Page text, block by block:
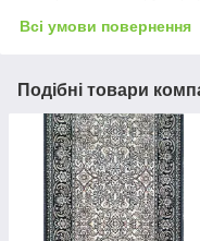
Всі умови повернення
Подібні товари